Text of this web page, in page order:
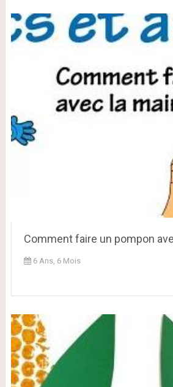
Comment faire un pompon
6 Ans, 6 Mois